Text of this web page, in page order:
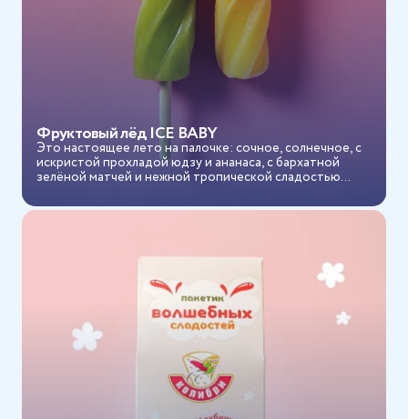
Фруктовый лёд ICE BABY
Это настоящее лето на палочке: сочное, солнечное, с
искристой прохладой юдзу и ананаса, с бархатной
зелёной матчей и нежной тропической сладостью